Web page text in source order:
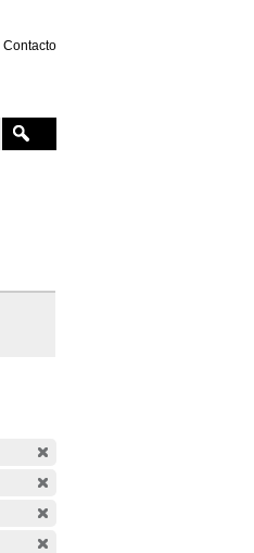
Contacto